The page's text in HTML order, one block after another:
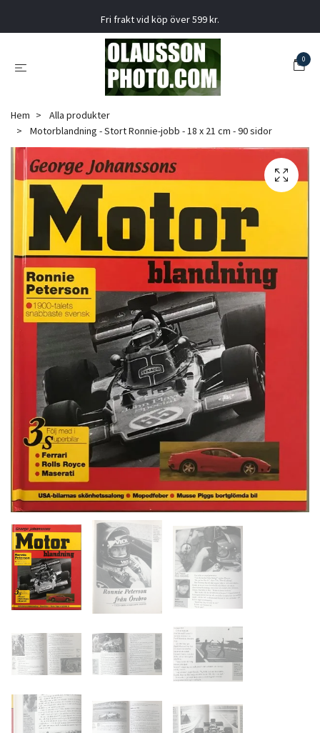
Fri frakt vid köp över 599 kr.
0
Hem
Alla produkter
Motorblandning - Stort Ronnie-jobb - 18 x 21 cm - 90 sidor